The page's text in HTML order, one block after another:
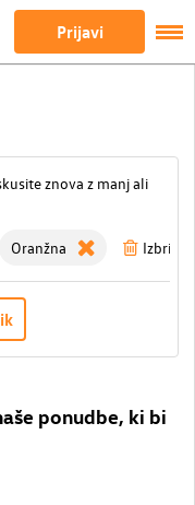
Prijavi
znova z manj ali
Oranžna Izbriši
ponudbe, ki bi